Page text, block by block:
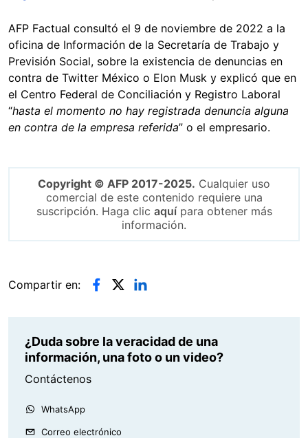
AFP Factual consultó el 9 de noviembre de 2022 a la
oficina de Información de la Secretaría de Trabajo y
Previsión Social, sobre la existencia de denuncias en
contra de Twitter México o Elon Musk y explicó que en
el Centro Federal de Conciliación y Registro Laboral
“hasta el momento no hay registrada denuncia alguna
en contra de la empresa referida” o el empresario.
Copyright © AFP 2017-2025. Cualquier uso
comercial de este contenido requiere una
suscripción. Haga clic aquípara obtener más
información.
Compartir en:
¿Duda sobre la veracidad de una
información, una foto o un video?
Contáctenos
WhatsApp
Correo electrónico